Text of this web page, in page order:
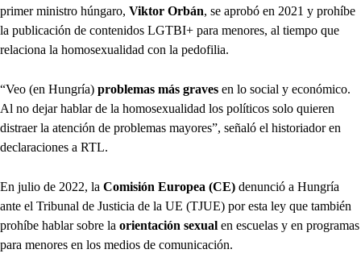
primer ministro húngaro, Viktor Orbán, se aprobó en 2021 y prohíbe
la publicación de contenidos LGTBI+ para menores, al tiempo que
relaciona la homosexualidad con la pedofilia.
“Veo (en Hungría) problemas más graves en lo social y económico.
Al no dejar hablar de la homosexualidad los políticos solo quieren
distraer la atención de problemas mayores”, señaló el historiador en
declaraciones a RTL.
En julio de 2022, la Comisión Europea (CE) denunció a Hungría
ante el Tribunal de Justicia de la UE (TJUE) por esta ley que también
prohíbe hablar sobre la orientación sexual en escuelas y en programas
para menores en los medios de comunicación.